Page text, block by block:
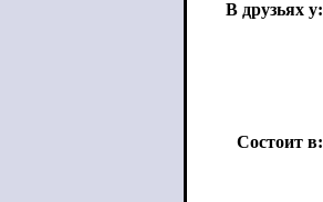
В друзьях у:
Состоит в: